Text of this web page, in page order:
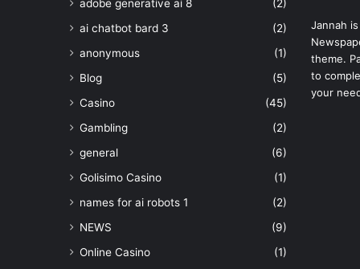
adobe generative ai 8
(2)
ai chatbot bard 3
(2)
anonymous
(1)
Blog
(5)
Casino
(45)
Gambling
(2)
general
(6)
Golisimo Casino
(1)
names for ai robots 1
(2)
NEWS
(9)
Online Casino
(1)
Jannah
theme.
to
your